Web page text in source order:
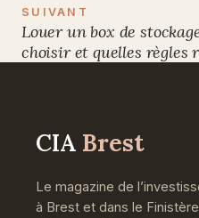
SUIVANT
Louer un box de
choisir et quelles règles
CIA Brest
Le magazine de
à Brest et dans le